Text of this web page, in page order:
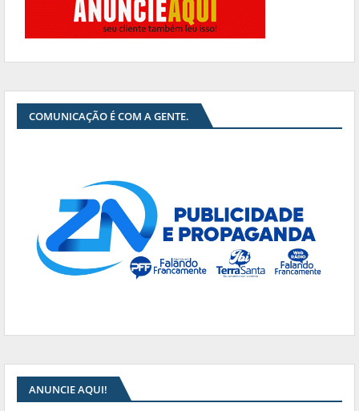
COMUNICAÇÃO É COM A GENTE.
ANUNCIE AQUI!